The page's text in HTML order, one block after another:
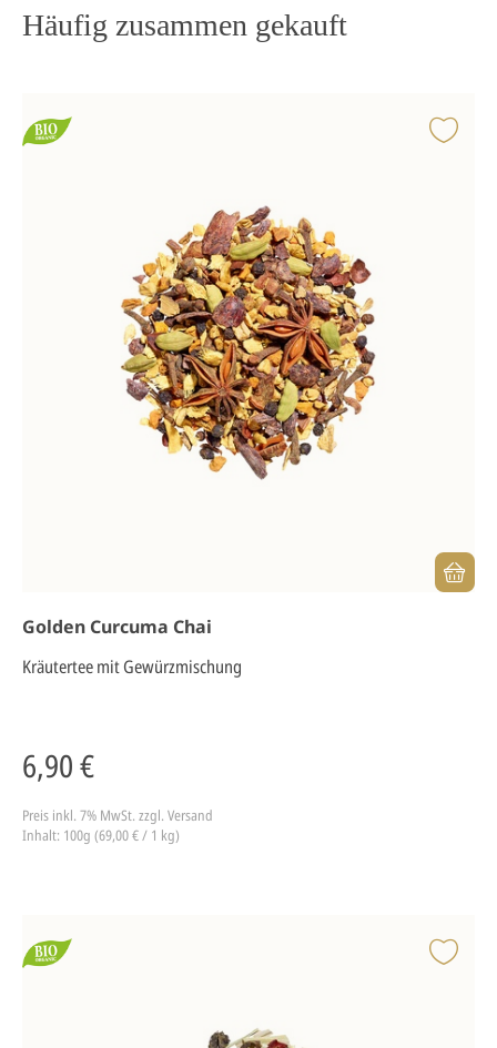
Häufig zusammen gekauft
Golden Curcuma Chai
Kräutertee mit Gewürzmischung
6,90 €
Preis inkl. 7% MwSt. zzgl. Versand
Inhalt: 100g (69,00 € / 1 kg)